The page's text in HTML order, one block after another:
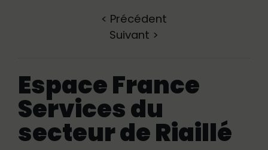
< Précédent
Suivant >
Espace France
Services du
secteur de Riaillé